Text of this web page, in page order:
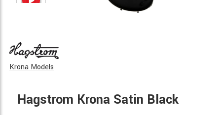
Krona Models
Hagstrom Krona Satin Black